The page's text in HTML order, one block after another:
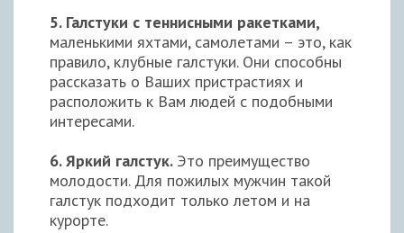
5. Галстуки с теннисными ракетками,
маленькими яхтами, самолетами – это, как
правило, клубные галстуки. Они способны
рассказать о Ваших пристрастиях и
расположить к Вам людей с подобными
интересами.
6. Яркий галстук. Это преимущество
молодости. Для пожилых мужчин такой
галстук подходит только летом и на
курорте.